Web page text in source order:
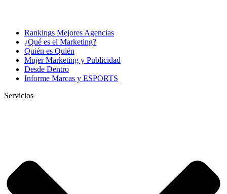
Rankings Mejores Agencias
¿Qué es el Marketing?
Quién es Quién
Mujer Marketing y Publicidad
Desde Dentro
Informe Marcas y ESPORTS
Servicios